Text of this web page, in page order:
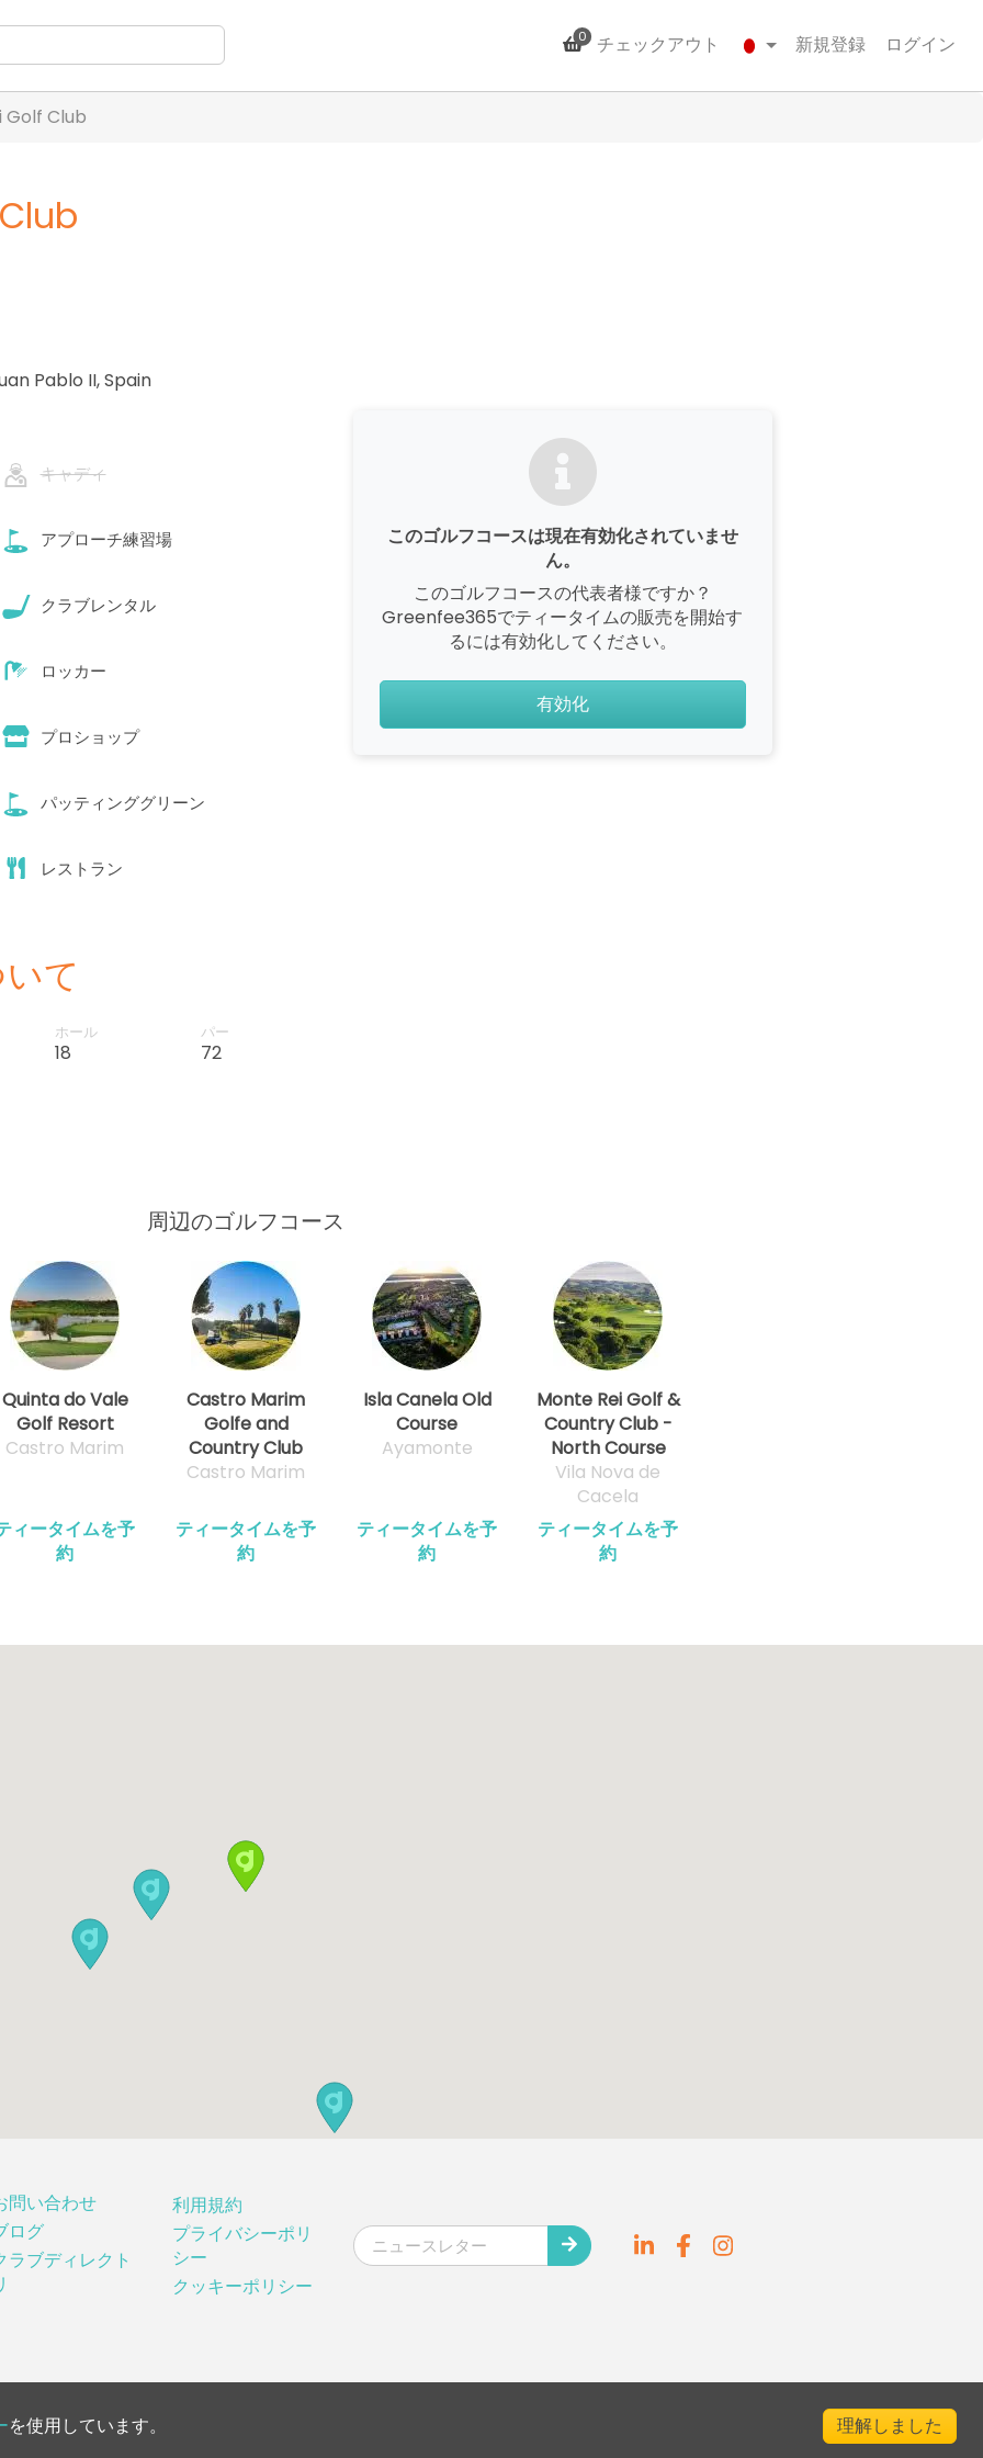
0 チェックアウト 新規登録 ログイン
Golf Club
Pablo II,Spain
このゴルフコースは現在有効化されていませ
ん。
このゴルフコースの代表者様ですか？
Greenfee365でティータイムの販売を開始す
るには有効化してください。
有効化
キャディ
アプローチ練習場
クラブレンタル
ロッカー
プロショップ
パッティンググリーン
レストラン
て
ホール
18
パー
72
周辺のゴルフコース
Quinta do Vale
Golf Resort
Castro Marim
ィータイムを予
約
Castro Marim
Golfe and
Country Club
Castro Marim
ティータイムを予
約
Isla Canela Old
Course
Ayamonte
ティータイムを予
約
Monte Rei Golf &
Country Club -
North Course
Vila Nova de
Cacela
ティータイムを予
約
問い合わせ
ログ
ラブディレクト
利用規約
プライバシーポリ
シー
クッキーポリシー
を使用しています。 理解しました